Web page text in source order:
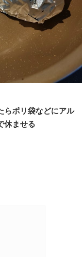
らポリ袋などにアル
休ませる